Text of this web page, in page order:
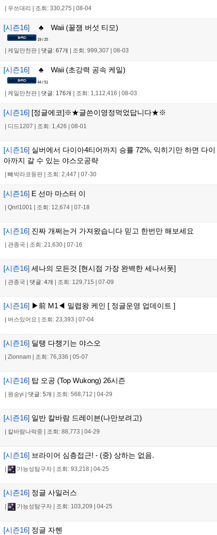
우쓰대리 조회: 330,275 08-04
[시즌16] ♣ Waii (꿀잼 버섯 티모)
19 / 25
케일만천판 댓글: 67개 조회: 999,307 08-03
[시즌16] ♣ Waii (초강력 공속 케일)
44 / 51
| 케일만천판 | 댓글: 176개 | 조회: 1,112,416 | 08-03
[시즌16] [정글에코]※★글쓴이영정먹었답니다★※
| 디드1207 | 조회: 1,426 | 08-01
[시즌16] 실버에서 다이아4티어까지 승률 72%, 익히기만 하면 다이
아까지 갈 수 있는 야스오공략
| 빼박라코등판 | 조회: 2,447 | 07-30
[시즌16] E 선마 마스터 이
| Qnrl1001 | 조회: 12,674 | 07-18
[시즌16] 진짜 개쩌는거 가져왔습니다 믿고 한번만 해보세요
| 관종국 | 조회: 21,630 | 07-16
[시즌16] 세나의 모든것 [현시점 가장 완벽한 세나서폿]
| 관종국 | 댓글: 4개 | 조회: 129,715 | 07-09
[시즌16] ▶前 M1◀ 밀렵왕 케인 [ 정글운영 업데이트 ]
| 버스있어요 | 조회: 23,393 | 07-04
[시즌16] 딜탱 다챙기는 야스오
| Zionnam | 조회: 76,336 | 05-07
[시즌16] 탑 오공 (Top Wukong) 26시즌
| 원숭yi | 댓글: 5개 | 조회: 568,712 | 04-29
[시즌16] 일반 칼바람 드레이븐(나만보려고)
| 칼바람나락중 | 조회: 88,773 | 04-29
[시즌16] 브라이어 심층접근! - (중) 상하는 없음.
| 가능성탐구자 | 조회: 93,218 | 04-25
[시즌16] 정글 사일러스
| 가능성탐구자 | 조회: 103,209 | 04-25
[시즌16] 정글 자헨